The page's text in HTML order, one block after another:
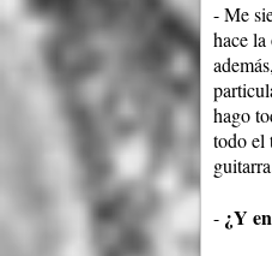
- Me
hace
hago
todo el
- ¿Y